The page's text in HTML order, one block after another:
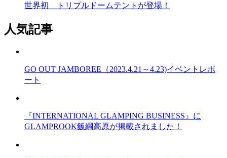
世界初 トリプルドームテントが登場！
人気記事
GO OUT JAMBOREE（2023.4.21～4.23)イベントレポ
ート
『INTERNATIONAL GLAMPING BUSINESS』に
GLAMPROOK飯綱高原が掲載されました！